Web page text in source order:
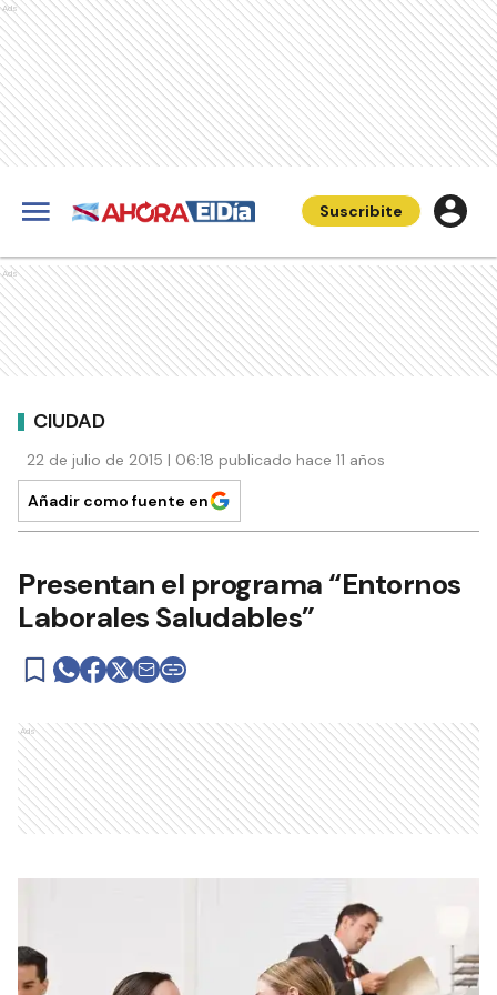
Ads
Suscribite
Ads
CIUDAD
22 de julio de 2015 | 06:18 publicado hace 11 años
Añadir como fuente en
Presentan el programa “Entornos
Laborales Saludables”
Ads